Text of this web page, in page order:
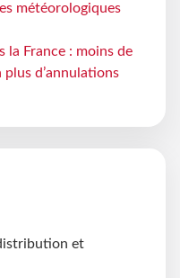
météorologiques
la France : moins de
d’annulations
et